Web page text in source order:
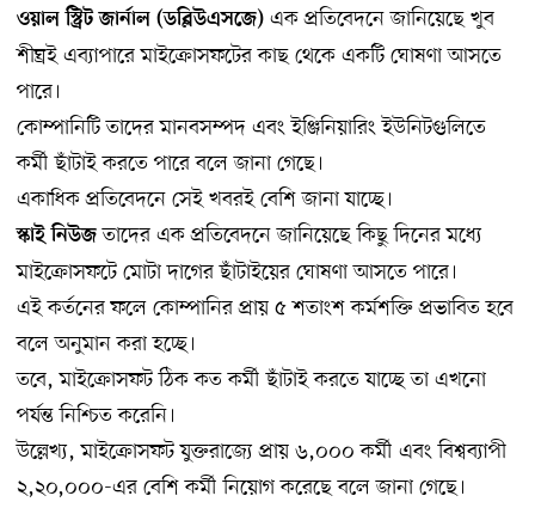
ওয়াল স্ট্রিট জার্নাল (ডব্লিউএসজে)এক প্রতিবেদনে জানিয়েছে খুব
শীঘ্রই এব্যাপারে মাইক্রোসফটের কাছ থেকে একটি ঘোষণা আসতে
পারে।
কোম্পানিটি তাদের মানবসম্পদ এবং ইঞ্জিনিয়ারিং ইউনিটগুলিতে
কর্মী ছাঁটাই করতে পারে বলে জানা গেছে।
একাধিক প্রতিবেদনে সেই খবরই বেশি জানা যাচ্ছে।
স্কাই নিউজতাদের এক প্রতিবেদনে জানিয়েছে কিছু দিনের মধ্যে
মাইক্রোসফটে মোটা দাগের ছাঁটাইয়ের ঘোষণা আসতে পারে।
এই কর্তনের ফলে কোম্পানির প্রায় ৫ শতাংশ কর্মশক্তি প্রভাবিত হবে
বলে অনুমান করা হচ্ছে।
তবে, মাইক্রোসফট ঠিক কত কর্মী ছাঁটাই করতে যাচ্ছে তা এখনো
পর্যন্ত নিশ্চিত করেনি।
উল্লেখ্য, মাইক্রোসফট যুক্তরাজ্যে প্রায় ৬,০০০ কর্মী এবং বিশ্বব্যাপী
২,২০,০০০-এর বেশি কর্মী নিয়োগ করেছে বলে জানা গেছে।